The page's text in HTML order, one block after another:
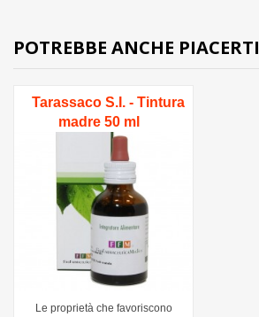
POTREBBE ANCHE PIACERTI
Tarassaco S.I. - Tintura
madre 50 ml
Le proprietà che favoriscono